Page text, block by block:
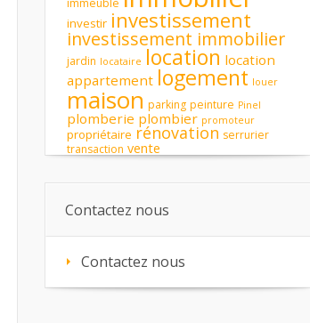
immeuble
investir investissement
investissement immobilier
jardin locataire location location
appartement logement louer
maison parking peinture Pinel
plomberie plombier promoteur
propriétaire rénovation serrurier
transaction vente
Contactez nous
Contactez nous